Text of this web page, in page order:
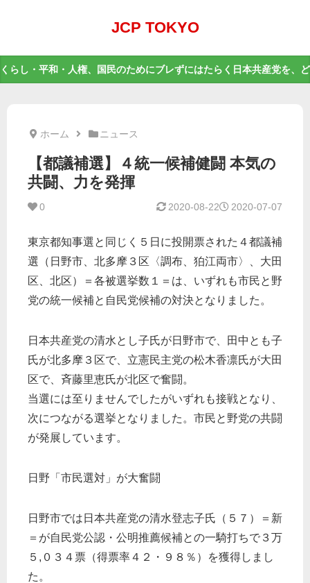
JCP TOKYO
くらし・平和・人権、国民のためにブレずにはたらく日本共産党を、
ホーム ニュース
【都議補選】４統一候補健闘 本気の
共闘、力を発揮
0 2020-07-07
2020-08-22
東京都知事選と同じく５日に投開票された４都議補
選（日野市、北多摩３区〈調布、狛江両市〉、大田
区、北区）＝各被選挙数１＝は、いずれも市民と野
党の統一候補と自民党候補の対決となりました。
日本共産党の清水とし子氏が日野市で、田中とも子
氏が北多摩３区で、立憲民主党の松木香凛氏が大田
区で、斉藤里恵氏が北区で奮闘。
当選には至りませんでしたがいずれも接戦となり、
次につながる選挙となりました。市民と野党の共闘
が発展しています。
日野「市民選対」が大奮闘
日野市では日本共産党の清水登志子氏（５７）＝新
＝が自民党公認・公明推薦候補との一騎打ちで３万
５,０３４票（得票率４２・９８％）を獲得しまし
た。